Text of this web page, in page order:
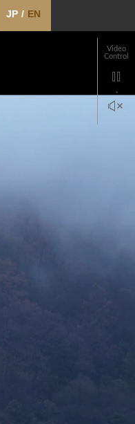
JP / EN
Video
Control
・